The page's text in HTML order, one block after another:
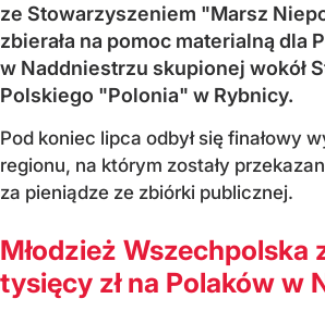
ze Stowarzyszeniem "Marsz
zbierała na pomoc materialną dla
w Naddniestrzu skupionej wokół
Polskiego "Polonia" w Rybnicy.
Pod koniec lipca odbył się finałowy
regionu, na którym zostały
za pieniądze ze zbiórki publicznej.
Młodzież Wszechpolska
tysięcy zł na Polaków w